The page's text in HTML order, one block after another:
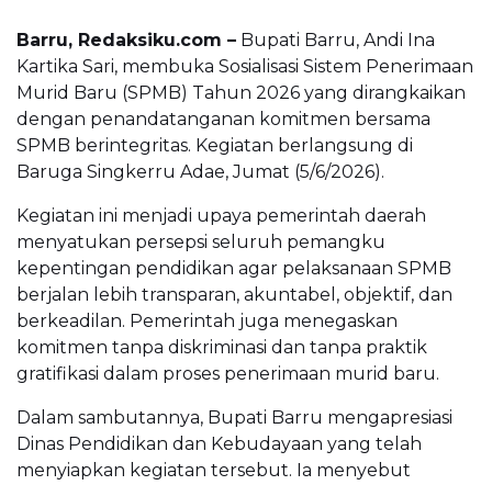
Barru, Redaksiku.com – Bupati Barru, Andi Ina
Kartika Sari, membuka Sosialisasi Sistem Penerimaan
Murid Baru (SPMB) Tahun 2026 yang dirangkaikan
dengan penandatanganan komitmen bersama
SPMB berintegritas. Kegiatan berlangsung di
Baruga Singkerru Adae, Jumat (5/6/2026).
Kegiatan ini menjadi upaya pemerintah daerah
menyatukan persepsi seluruh pemangku
kepentingan pendidikan agar pelaksanaan SPMB
berjalan lebih transparan, akuntabel, objektif, dan
berkeadilan. Pemerintah juga menegaskan
komitmen tanpa diskriminasi dan tanpa praktik
gratifikasi dalam proses penerimaan murid baru.
Dalam sambutannya, Bupati Barru mengapresiasi
Dinas Pendidikan dan Kebudayaan yang telah
menyiapkan kegiatan tersebut. Ia menyebut